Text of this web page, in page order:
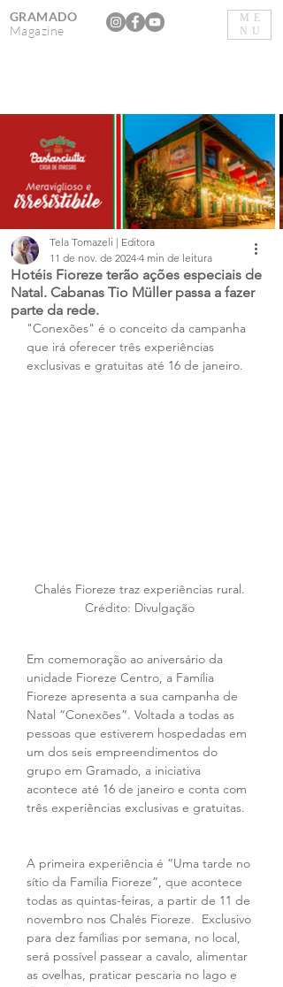
ME
NU
GRAMADO
Magazine
Hotéis Fioreze terão ações especiais de
Natal. Cabanas Tio Müller passa a fazer
parte da rede.
Tela Tomazeli | Editora
11 de nov. de 2024 4 min de leitura
"Conexões" é o conceito da campanha
que irá oferecer três experiências
exclusivas e gratuitas até 16 de janeiro.
Chalés Fioreze traz experiências rural.
Crédito: Divulgação
Em comemoração ao aniversário da
unidade Fioreze Centro, a Família
Fioreze apresenta a sua campanha de
Natal “Conexões”. Voltada a todas as
pessoas que estiverem hospedadas em
um dos seis empreendimentos do
grupo em Gramado, a iniciativa
acontece até 16 de janeiro e conta com
três experiências exclusivas e gratuitas.
A primeira experiência é “Uma tarde no
sítio da Família Fioreze”, que acontece
todas as quintas-feiras, a partir de 11 de
novembro nos Chalés Fioreze.  Exclusivo
para dez famílias por semana, no local,
será possível passear a cavalo, alimentar
as ovelhas, praticar pescaria no lago e